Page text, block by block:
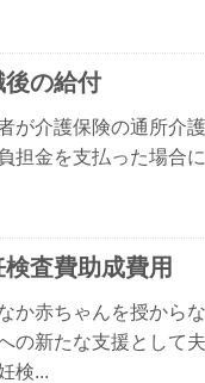
後の給付
が介護保険の通所介
担金を支払った場合
査費助成費用
か赤ちゃんを授から
の新たな支援として
検...